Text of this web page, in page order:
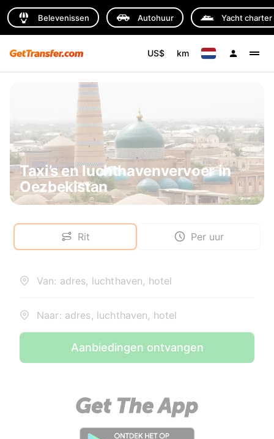
Belevenissen Autohuur Yacht charter
US$ km
Taxi’s en luchthavenvervoer in
Oezbekistan
Rit Per uur
Van: adres, luchthaven, hotel
Naar: adres, luchthaven, hotel
Aanbiedingen ontvangen